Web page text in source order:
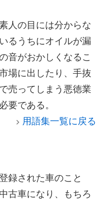
人の目には分からな
るうちにオイルが漏
音がおかしくなるこ
場に出したり、手抜
売ってしまう悪徳業
要である。
用語集一覧に戻る
録された車のこと
古車になり、もちろ